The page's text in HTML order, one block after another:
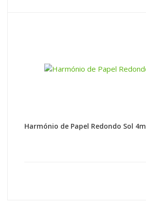
Harmónio de Papel Redondo Sol 4m